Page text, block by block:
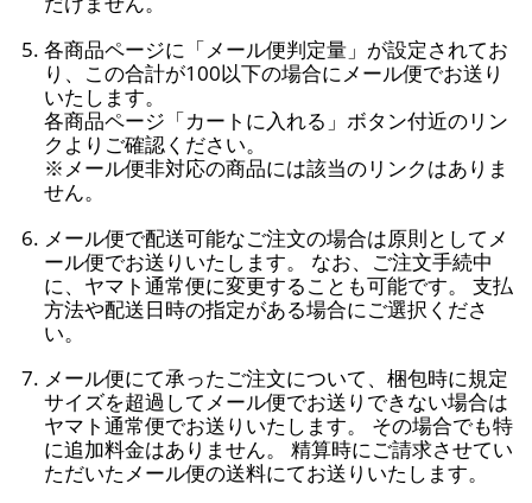
各商品ページに「メール便判定量」が設定されてお
り、この合計が100以下の場合にメール便でお送り
いたします。
各商品ページ「カートに入れる」ボタン付近のリン
クよりご確認ください。
※メール便非対応の商品には該当のリンクはありま
せん。
メール便で配送可能なご注文の場合は原則としてメ
ール便でお送りいたします。 なお、ご注文手続中
に、ヤマト通常便に変更することも可能です。 支払
方法や配送日時の指定がある場合にご選択くださ
い。
メール便にて承ったご注文について、梱包時に規定
サイズを超過してメール便でお送りできない場合は
ヤマト通常便でお送りいたします。 その場合でも特
に追加料金はありません。 精算時にご請求させてい
ただいたメール便の送料にてお送りいたします。